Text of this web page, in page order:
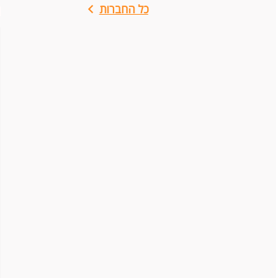
כל החברות